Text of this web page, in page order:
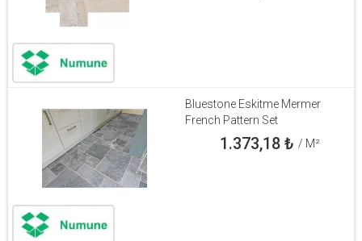
Bluestone Eskitme Mermer
French Pattern Set
1.373,18₺ / M²